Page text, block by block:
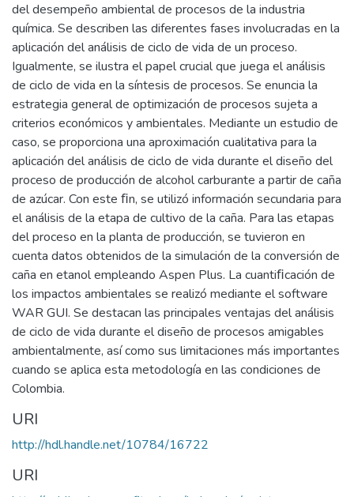
del desempeño ambiental de procesos de la industria
química. Se describen las diferentes fases involucradas en la
aplicación del análisis de ciclo de vida de un proceso.
Igualmente, se ilustra el papel crucial que juega el análisis
de ciclo de vida en la síntesis de procesos. Se enuncia la
estrategia general de optimización de procesos sujeta a
criterios económicos y ambientales. Mediante un estudio de
caso, se proporciona una aproximación cualitativa para la
aplicación del análisis de ciclo de vida durante el diseño del
proceso de producción de alcohol carburante a partir de caña
de azúcar. Con este ﬁn, se utilizó información secundaria para
el análisis de la etapa de cultivo de la caña. Para las etapas
del proceso en la planta de producción, se tuvieron en
cuenta datos obtenidos de la simulación de la conversión de
caña en etanol empleando Aspen Plus. La cuantiﬁcación de
los impactos ambientales se realizó mediante el software
WAR GUI. Se destacan las principales ventajas del análisis
de ciclo de vida durante el diseño de procesos amigables
ambientalmente, así como sus limitaciones más importantes
cuando se aplica esta metodología en las condiciones de
Colombia.
URI
http://hdl.handle.net/10784/16722
URI